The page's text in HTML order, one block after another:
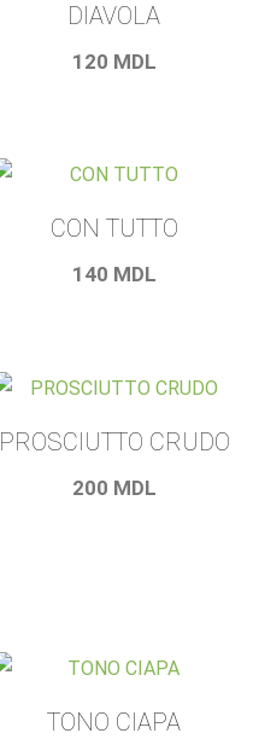
DIAVOLA
120 MDL
CON TUTTO
140 MDL
PROSCIUTTO CRUDO
200 MDL
TONO CIAPA